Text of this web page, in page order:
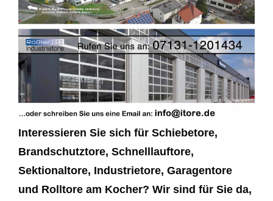
Interessieren Sie sich für Schiebetore,
Brandschutztore, Schnelllauftore,
Sektionaltore, Industrietore, Garagentore
und Rolltore am Kocher? Wir sind für Sie da,